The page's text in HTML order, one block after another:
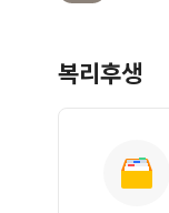
복리후생